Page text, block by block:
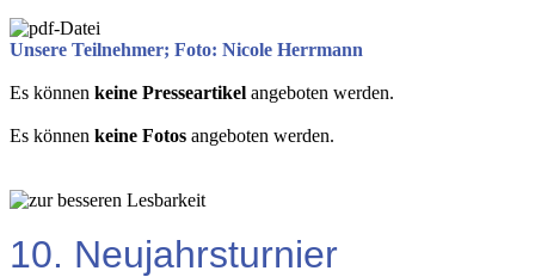
Unsere Teilnehmer; Foto: Nicole Herrmann
Es können keine Presseartikel angeboten werden.
Es können keine Fotos angeboten werden.
10. Neujahrsturnier